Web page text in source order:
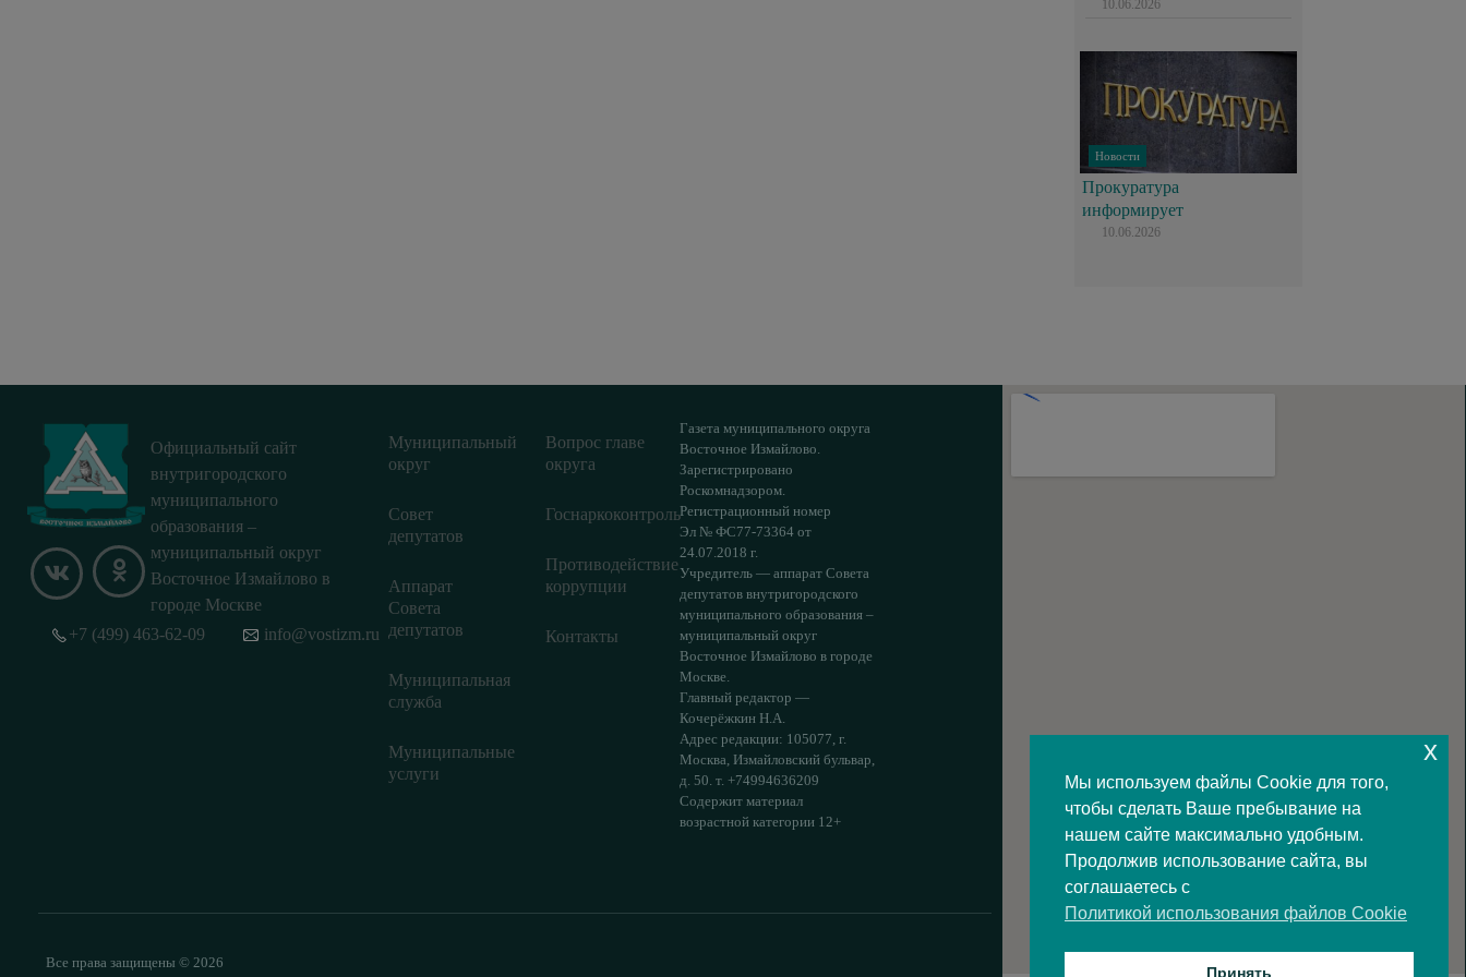
10.06.2026
Новости
Прокуратура
информирует
10.06.2026
Официальный сайт
внутригородского
муниципального
образования –
муниципальный округ
Восточное Измайлово в
городе Москве
Муниципальный
округ
Совет
депутатов
Аппарат
Совета
депутатов
Муниципальная
служба
Муниципальные
услуги
Вопрос главе
округа
Госнаркоконтроль
Противодействие
коррупции
Контакты
Газета муниципального округа
Восточное Измайлово.
Зарегистрировано
Роскомнадзором.
Регистрационный номер
Эл № ФС77-73364 от
24.07.2018 г.
Учредитель — аппарат Совета
депутатов внутригородского
муниципального образования –
муниципальный округ
Восточное Измайлово в городе
Москве.
Главный редактор —
Кочерёжкин Н.А.
Адрес редакции: 105077, г.
Москва, Измайловский бульвар,
д. 50. т. +74994636209
Содержит материал
возрастной категории 12+
+7 (499) 463-62-09 info@vostizm.ru
Все права защищены © 2026
Мы используем файлы Cookie для того,
чтобы сделать Ваше пребывание на
нашем сайте максимально удобным.
Продолжив использование сайта, вы
соглашаетесь с
Политикой использования файлов Cookie
Принять
x